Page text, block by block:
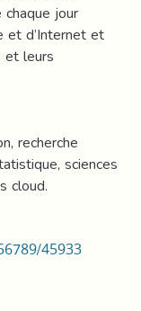
jour
et d’Internet et
et leurs
recherche
sciences
cloud.
45933